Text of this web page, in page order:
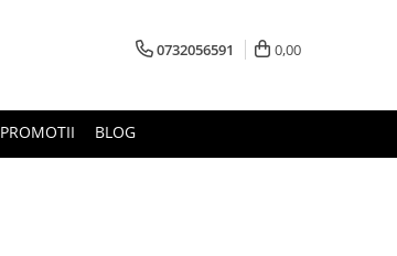
0732056591 0,00
PROMOTII BLOG